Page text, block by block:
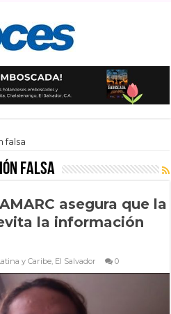
falsa
falsa
asegura que la
la información
y Caribe, El Salvador 0